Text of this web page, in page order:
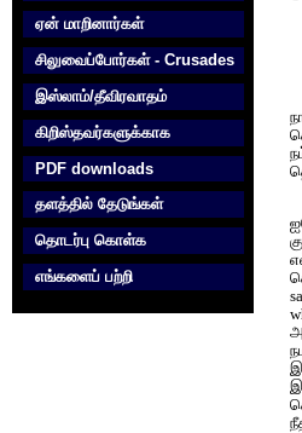
ஏன் மாறினார்கள்
சிலுவைப்போர்கள் - Crusades
இஸ்லாம்/தீவிரவாதம்
கிறிஸ்தவர்களுக்காக‌
PDF downloads
தளத்தில் தேடுங்கள்
தொடர்பு கொள்க‌
எங்களைப் பற்றி